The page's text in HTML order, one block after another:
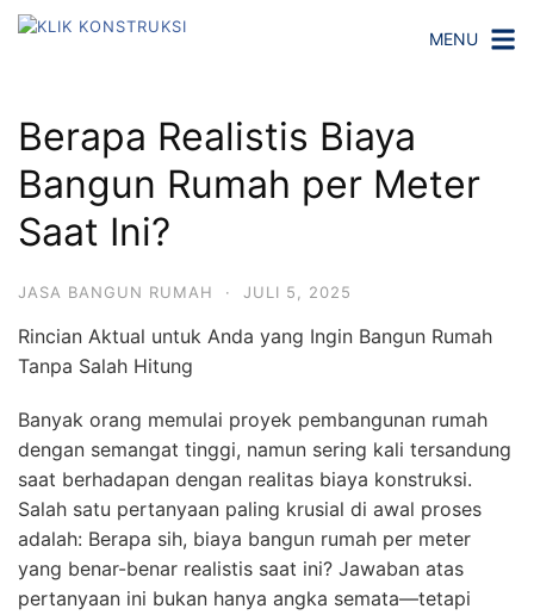
MENU
Berapa Realistis Biaya
Bangun Rumah per Meter
Saat Ini?
JASA BANGUN RUMAH · JULI 5, 2025
Rincian Aktual untuk Anda yang Ingin Bangun Rumah
Tanpa Salah Hitung
Banyak orang memulai proyek pembangunan rumah
dengan semangat tinggi, namun sering kali tersandung
saat berhadapan dengan realitas biaya konstruksi.
Salah satu pertanyaan paling krusial di awal proses
adalah: Berapa sih, biaya bangun rumah per meter
yang benar-benar realistis saat ini? Jawaban atas
pertanyaan ini bukan hanya angka semata—tetapi